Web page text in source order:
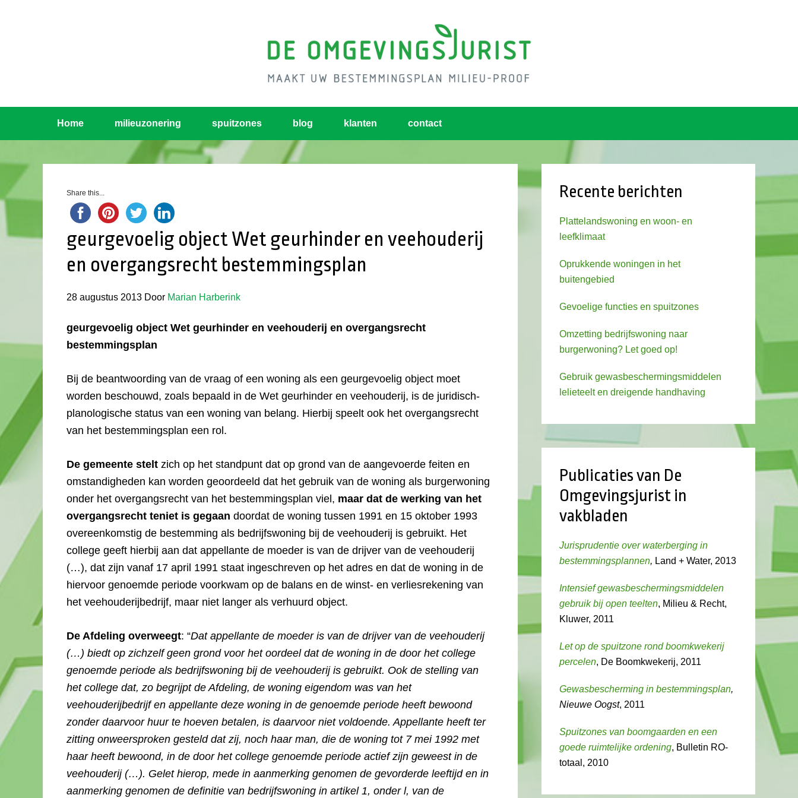
Home milieuzonering spuitzones blog klanten contact
Share this...
geurgevoelig object Wet geurhinder en veehouderij
en overgangsrecht bestemmingsplan
28 augustus 2013 Door Marian Harberink
geurgevoelig object Wet geurhinder en veehouderij en overgangsrecht
bestemmingsplan
Bij de beantwoording van de vraag of een woning als een geurgevoelig object moet
worden beschouwd, zoals bepaald in de Wet geurhinder en veehouderij, is de juridisch-
planologische status van een woning van belang. Hierbij speelt ook het overgangsrecht
van het bestemmingsplan een rol.
De gemeente stelt zich op het standpunt dat op grond van de aangevoerde feiten en
omstandigheden kan worden geoordeeld dat het gebruik van de woning als burgerwoning
onder het overgangsrecht van het bestemmingsplan viel, maar dat de werking van het
overgangsrecht teniet is gegaan doordat de woning tussen 1991 en 15 oktober 1993
overeenkomstig de bestemming als bedrijfswoning bij de veehouderij is gebruikt. Het
college geeft hierbij aan dat appellante de moeder is van de drijver van de veehouderij
(…), dat zijn vanaf 17 april 1991 staat ingeschreven op het adres en dat de woning in de
hiervoor genoemde periode voorkwam op de balans en de winst- en verliesrekening van
het veehouderijbedrijf, maar niet langer als verhuurd object.
De Afdeling overweegt: “Dat appellante de moeder is van de drijver van de veehouderij
(…) biedt op zichzelf geen grond voor het oordeel dat de woning in de door het college
genoemde periode als bedrijfswoning bij de veehouderij is gebruikt. Ook de stelling van
het college dat, zo begrijpt de Afdeling, de woning eigendom was van het
veehouderijbedrijf en appellante deze woning in de genoemde periode heeft bewoond
zonder daarvoor huur te hoeven betalen, is daarvoor niet voldoende. Appellante heeft ter
zitting onweersproken gesteld dat zij, noch haar man, die de woning tot 7 mei 1992 met
haar heeft bewoond, in de door het college genoemde periode actief zijn geweest in de
veehouderij (…). Gelet hierop, mede in aanmerking genomen de gevorderde leeftijd en in
aanmerking genomen de definitie van bedrijfswoning in artikel 1, onder l, van de
Recente berichten
Plattelandswoning en woon- en
leefklimaat
Oprukkende woningen in het
buitengebied
Gevoelige functies en spuitzones
Omzetting bedrijfswoning naar
burgerwoning? Let goed op!
Gebruik gewasbeschermingsmiddelen
lelieteelt en dreigende handhaving
Publicaties van De
Omgevingsjurist in
vakbladen
Jurisprudentie over waterberging in
bestemmingsplannen, Land + Water, 2013
Intensief gewasbeschermingsmiddelen
gebruik bij open teelten, Milieu & Recht,
Kluwer, 2011
Let op de spuitzone rond boomkwekerij
percelen, De Boomkwekerij, 2011
Gewasbescherming in bestemmingsplan,
Nieuwe Oogst, 2011
Spuitzones van boomgaarden en een
goede ruimtelijke ordening, Bulletin RO-
totaal, 2010